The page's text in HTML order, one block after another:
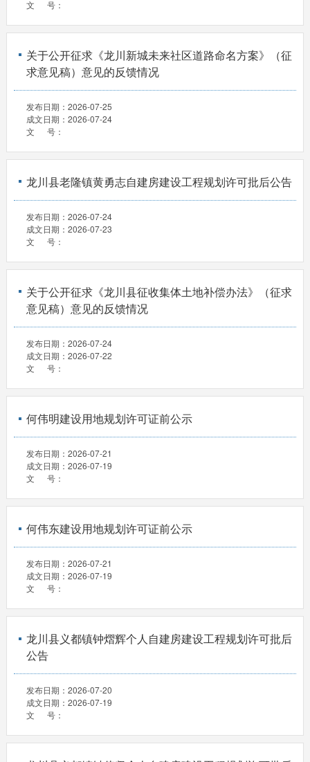
文 号：
关于公开征求《龙川新城未来社区道路命名方案》（征
求意见稿）意见的反馈情况
发布日期： 2026-07-25
成文日期： 2026-07-24
文 号：
龙川县老隆镇黄勇志自建房建设工程规划许可批后公告
发布日期： 2026-07-24
成文日期： 2026-07-23
文 号：
关于公开征求《龙川县征收集体土地补偿办法》（征求
意见稿）意见的反馈情况
发布日期： 2026-07-24
成文日期： 2026-07-22
文 号：
何伟明建设用地规划许可证前公示
发布日期： 2026-07-21
成文日期： 2026-07-19
文 号：
何伟东建设用地规划许可证前公示
发布日期： 2026-07-21
成文日期： 2026-07-19
文 号：
龙川县义都镇钟熠辉个人自建房建设工程规划许可批后
公告
发布日期： 2026-07-20
成文日期： 2026-07-19
文 号：